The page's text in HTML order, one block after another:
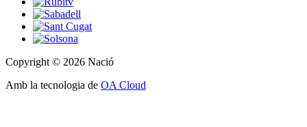
Copyright © 2026 Nació
Amb la tecnologia de OA Cloud